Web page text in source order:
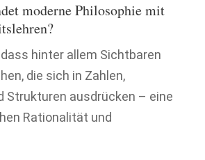
moderne Philosophie mit
dass hinter allem Sichtbaren
die sich in Zahlen,
Strukturen ausdrücken – eine
Rationalität und